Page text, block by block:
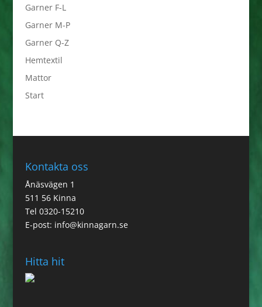
Garner F-L
Garner M-P
Garner Q-Z
Hemtextil
Mattor
Start
Kontakta oss
Ånäsvägen 1
511 56 Kinna
Tel 0320-15210
E-post: info@kinnagarn.se
Hitta hit